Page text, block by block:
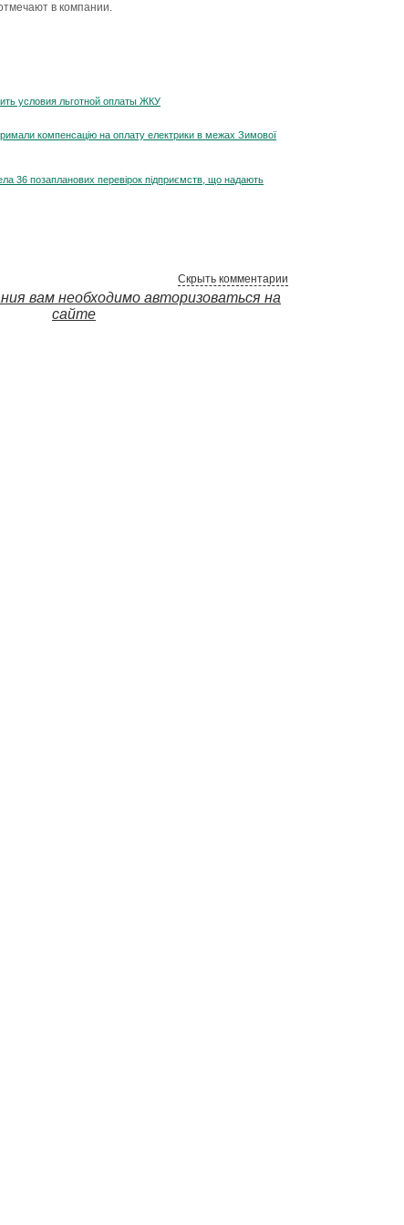
в компании.
условия льготной оплаты ЖКУ
компенсацію на оплату електрики в межах Зимової
36 позапланових перевірок підприємств, що надають
Скрыть комментарии
вам необходимо авторизоваться на
сайте